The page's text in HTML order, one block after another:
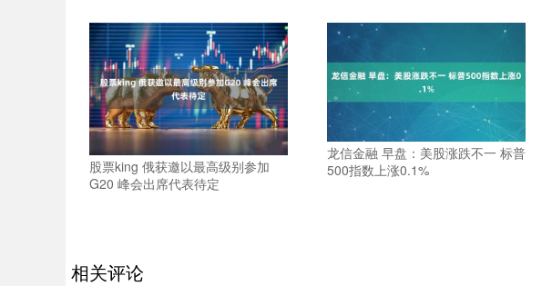
股票king 俄获邀以最高级别参加
G20 峰会出席代表待定
龙信金融 早盘：美股涨跌不一 标普
500指数上涨0.1%
相关评论